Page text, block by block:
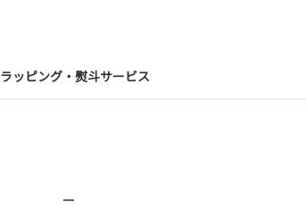
ラッピング・熨斗サービス